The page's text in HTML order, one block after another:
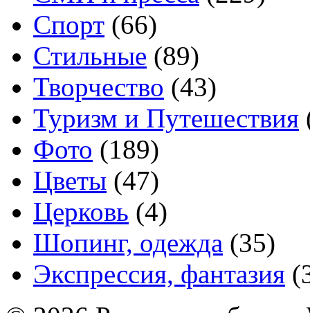
Спорт (66)
Стильные (89)
Творчество (43)
Туризм и Путешествия
Фото (189)
Цветы (47)
Церковь (4)
Шопинг, одежда (35)
Экспрессия, фантазия